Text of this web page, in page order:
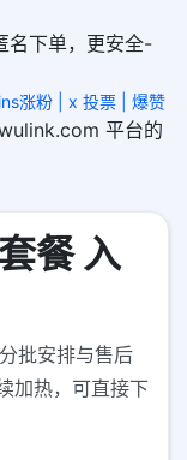
名下单，更安全-
涨粉 | x 投票 | 爆赞
平台的
餐 入
批安排与售后
加热，可直接下